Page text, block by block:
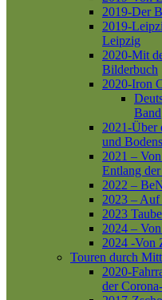
2019-Der
2019-
Leipzig
2020-Mit
Bilderbuch
2020-Iron
Band
2021-Über
und
2021 –
Entlang
2022 –
2023 – Auf
2023
2024 –
2024 -Von
Touren durch
2020-
der